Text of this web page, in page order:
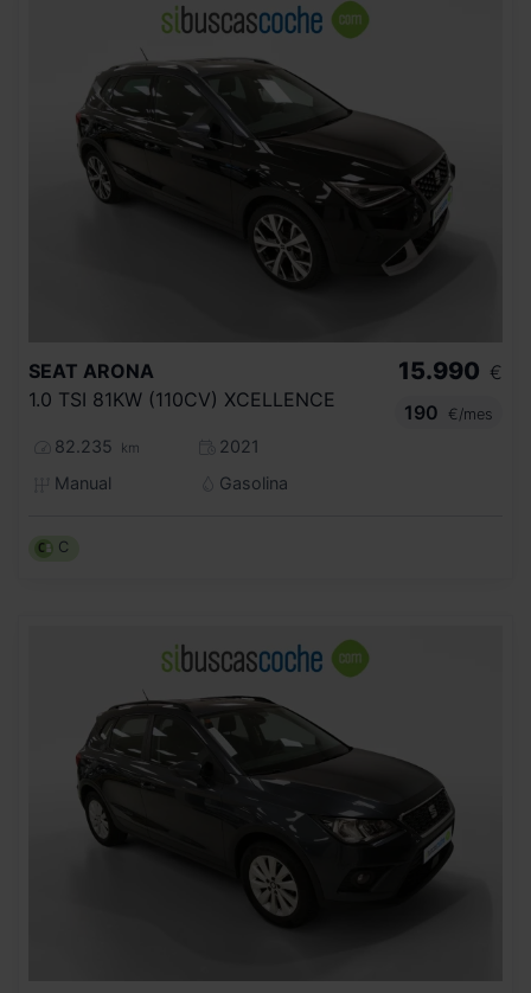
SEAT ARONA
1.0 TSI 81KW (110CV) XCELLENCE
82.235 km
2021
Manual
Gasolina
15.990 €
190
€/mes
C